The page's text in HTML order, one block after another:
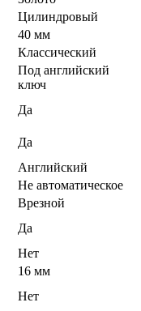
Цилиндровый
40 мм
Классический
Под английский
ключ
Да
Да
Английский
Не автоматическое
Врезной
Да
Нет
16 мм
Нет